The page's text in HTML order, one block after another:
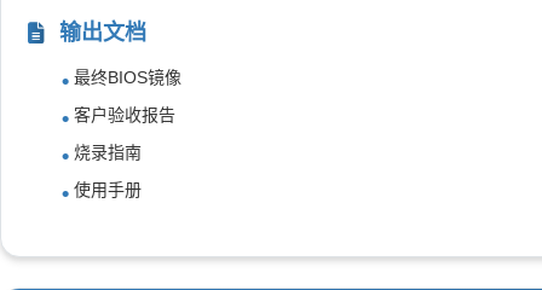
输出文档
最终BIOS镜像
客户验收报告
烧录指南
使用手册